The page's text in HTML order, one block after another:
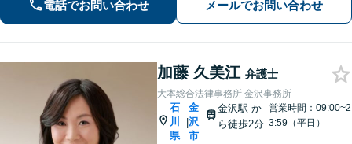
い。【弁護士歴20年以上】
電話でお問い合わせ メールでお問い合わせ
加藤 久美江 弁護士
大本総合法律事務所 金沢事務所
石
川
県
|
金
沢
市
金沢駅 か
ら徒歩2分
営業時間：09:00~2
3:59（平日）